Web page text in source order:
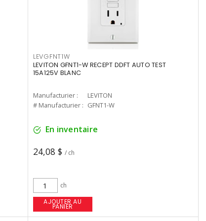
LEVGFNT1W
LEVITON GFNT1-W RECEPT DDFT AUTO TEST
15A125V BLANC
Manufacturier :
LEVITON
# Manufacturier : GFNT1-W
En inventaire
24,08 $ / ch
ch
AJOUTER AU
PANIER